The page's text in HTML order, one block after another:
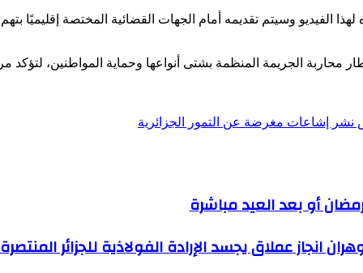
الفيديو وسيتم تقديمه أمام الجهات القضائية المختصة إقليميًا
محاربة الجريمة المنظمة بشتى أنواعها وحماية المواطنين،
إشاعات مغرضة عن التمور الجزائرية
أو بعد العيد مباشرة
انجاز عملاق يجسد الإرادة الفولاذية للجزائر المنتصرة